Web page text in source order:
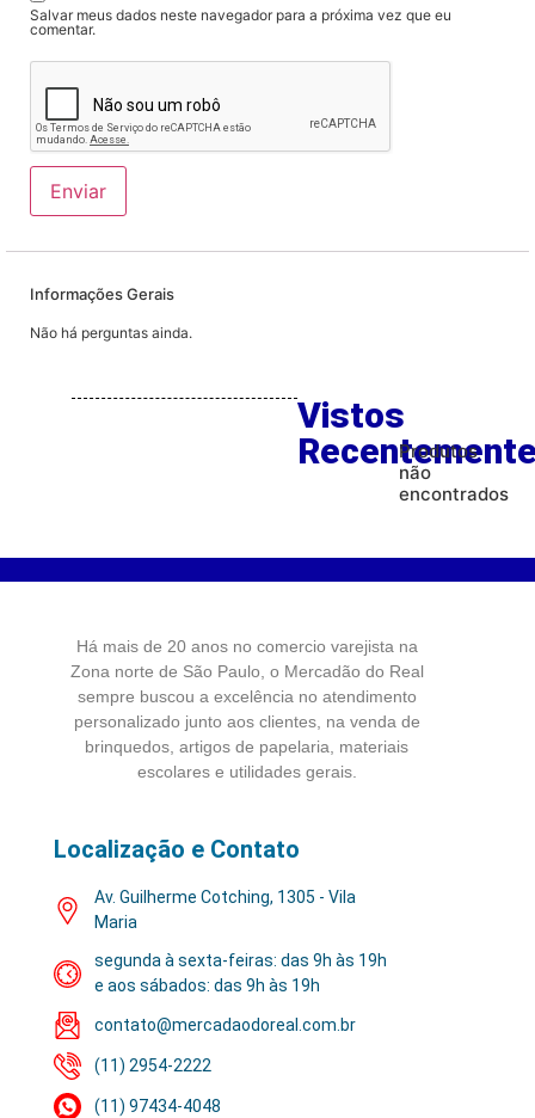
Salvar meus dados neste navegador para a próxima vez que eu
comentar.
Informações Gerais
Não há perguntas ainda.
Vistos
Produtos
não
encontrados
Há mais de 20 anos no comercio varejista na
Zona norte de São Paulo, o Mercadão do Real
sempre buscou a excelência no atendimento
personalizado junto aos clientes, na venda de
brinquedos, artigos de papelaria, materiais
escolares e utilidades gerais.
Localização e Contato
Av. Guilherme Cotching, 1305 - Vila
Maria
segunda à sexta-feiras: das 9h às 19h
e aos sábados: das 9h às 19h
contato@mercadaodoreal.com.br
(11) 2954-2222
(11) 97434-4048